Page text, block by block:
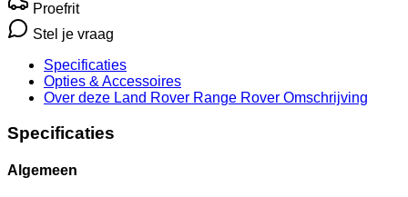
Proefrit
Stel je vraag
Specificaties
Opties & Accessoires
Over deze Land Rover Range Rover Omschrijving
Specificaties
Algemeen